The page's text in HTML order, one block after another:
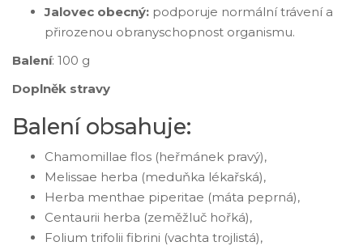
Jalovec obecný: podporuje normální trávení a
přirozenou obranyschopnost organismu.
Balení: 100 g
Doplněk stravy
Balení obsahuje:
Chamomillae flos (heřmánek pravý),
Melissae herba (meduňka lékařská),
Herba menthae piperitae (máta peprná),
Centaurii herba (zeměžluč hořká),
Folium trifolii fibrini (vachta trojlistá),